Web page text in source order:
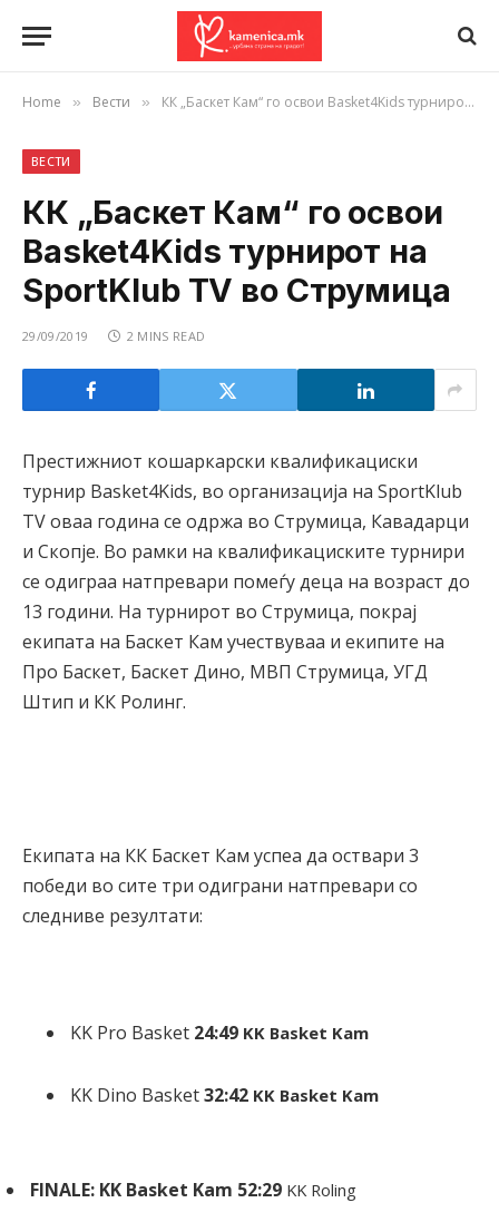
Home » Вести » КК „Баскет Кам“ го освои Basket4Kids турнирот на SportKlub TV во Струмица
ВЕСТИ
КК „Баскет Кам“ го освои
Basket4Kids турнирот на
SportKlub TV во Струмица
29/09/2019 2 MINS READ
Престижниот кошаркарски квалификациски
турнир Basket4Kids, во организација на SportKlub
TV оваа година се одржа во Струмица, Кавадарци
и Скопје. Во рамки на квалификациските турнири
се одиграа натпревари помеѓу деца на возраст до
13 години. На турнирот во Струмица, покрај
екипата на Баскет Кам учествуваа и екипите на
Про Баскет, Баскет Дино, МВП Струмица, УГД
Штип и КК Ролинг.
Екипата на КК Баскет Кам успеа да оствари 3
победи во сите три одиграни натпревари со
следниве резултати:
KK Pro Basket 24:49 KK Basket Kam
KK Dino Basket32:42 KK Basket Kam
FINALE: KK Basket Kam 52:29 KK Roling